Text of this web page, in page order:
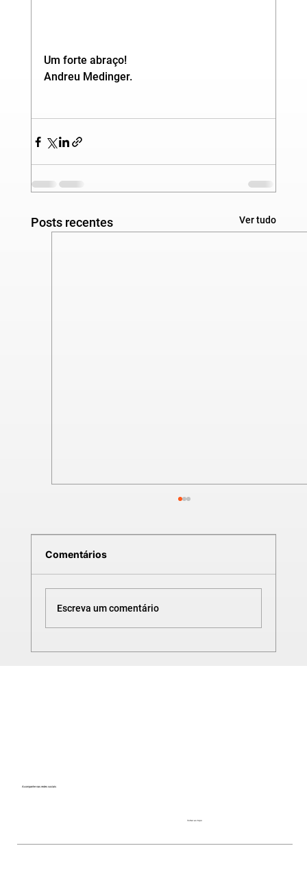
Um forte abraço!
Andreu Medinger.
Posts recentes Ver tudo
CURSO DE SOLIDWORKS | TANQUE
Comentários
Escreva um comentário
Acompanhe nas redes sociais
Voltar ao topo